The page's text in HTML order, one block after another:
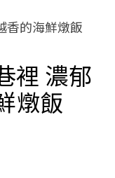
裡 濃郁
燉飯